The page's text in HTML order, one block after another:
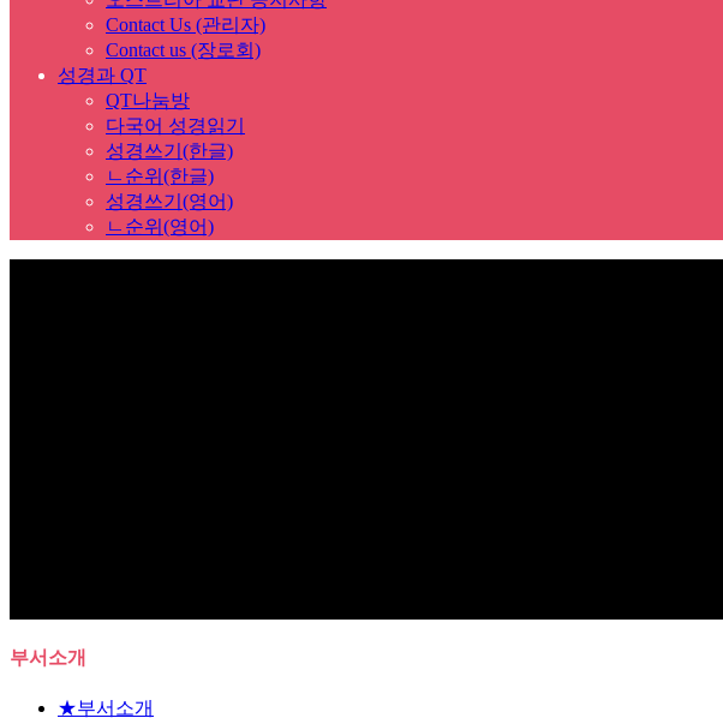
Contact Us (관리자)
Contact us (장로회)
성경과 QT
QT나눔방
다국어 성경읽기
성경쓰기(한글)
ㄴ순위(한글)
성경쓰기(영어)
ㄴ순위(영어)
부서소개
★부서소개